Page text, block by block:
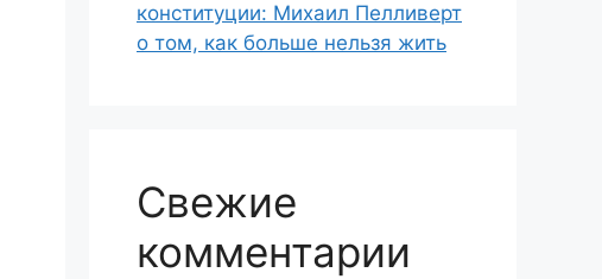
конституции: Михаил Пелливерт
о том, как больше нельзя жить
Свежие
комментарии